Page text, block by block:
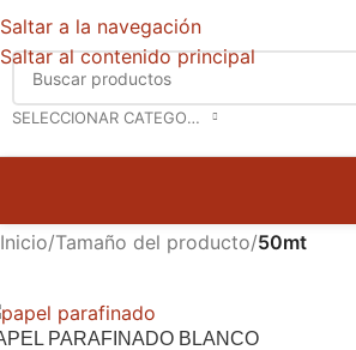
Saltar a la navegación
Saltar al contenido principal
SELECCIONAR CATEGORÍA
Inicio/Tamaño del producto/50mt
PARAFINADO BLANCO